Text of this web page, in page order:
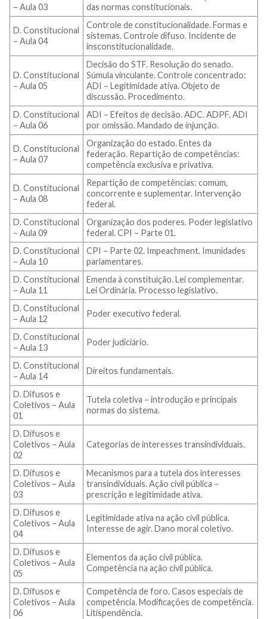
– Aula 03
das normas constitucionais.
D. Constitucional
– Aula 04
Controle de constitucionalidade. Formas e
sistemas. Controle difuso. Incidente de
insconstitucionalidade.
D. Constitucional
– Aula 05
Decisão do STF. Resolução do senado.
Súmula vinculante. Controle concentrado:
ADI – Legitimidade ativa. Objeto de
discussão. Procedimento.
D. Constitucional
– Aula 06
ADI – Efeitos de decisão. ADC. ADPF. ADI
por omissão. Mandado de injunção.
D. Constitucional
– Aula 07
Organização do estado. Entes da
federação. Repartição de competências:
competência exclusiva e privativa.
D. Constitucional
– Aula 08
Repartição de competências: comum,
concorrente e suplementar. Intervenção
federal.
D. Constitucional
– Aula 09
Organização dos poderes. Poder legislativo
federal. CPI – Parte 01.
D. Constitucional
– Aula 10
CPI – Parte 02. Impeachment. Imunidades
parlamentares.
D. Constitucional
– Aula 11
Emenda à constituição. Lei complementar.
Lei Ordinária. Processo legislativo.
D. Constitucional
– Aula 12
Poder executivo federal.
D. Constitucional
– Aula 13
Poder judiciário.
D. Constitucional
– Aula 14
Direitos fundamentais.
D. Difusos e
Coletivos – Aula
01
Tutela coletiva – introdução e principais
normas do sistema.
D. Difusos e
Coletivos – Aula
02
Categorias de interesses transindividuais.
D. Difusos e
Coletivos – Aula
03
Mecanismos para a tutela dos interesses
transindividuais. Ação civil pública –
prescrição e legitimidade ativa.
D. Difusos e
Coletivos – Aula
04
Legitimidade ativa na ação civil pública.
Interesse de agir. Dano moral coletivo.
D. Difusos e
Coletivos – Aula
05
Elementos da ação civil pública.
Competência na ação civil pública.
D. Difusos e
Coletivos – Aula
06
Competência de foro. Casos especiais de
competência. Modificações de competência.
Litispendência.